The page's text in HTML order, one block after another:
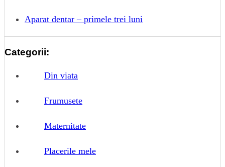
Aparat dentar – primele trei luni
Categorii:
Din viata
Frumusete
Maternitate
Placerile mele